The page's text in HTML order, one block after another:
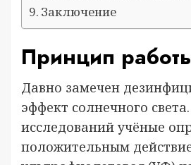
Заключение
Принцип
Давно замечен
эффект солнечного
исследований учёные
положительным